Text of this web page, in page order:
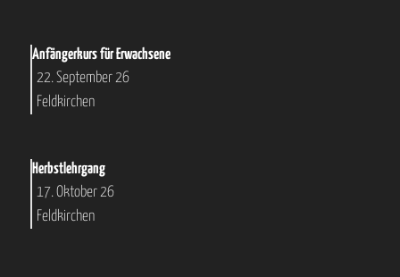
Anfängerkurs für Erwachsene
22. September 26
Feldkirchen
Herbstlehrgang
17. Oktober 26
Feldkirchen